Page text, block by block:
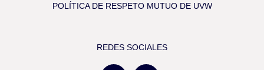
POLÍTICA DE RESPETO MUTUO DE UVW
REDES SOCIALES